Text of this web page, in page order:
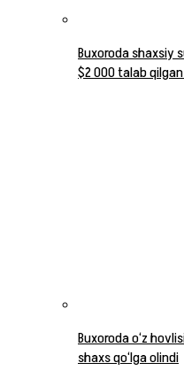
Buxoroda shaxsiy
$2 000 talab
Buxoroda o‘z
shaxs qo‘lga olindi